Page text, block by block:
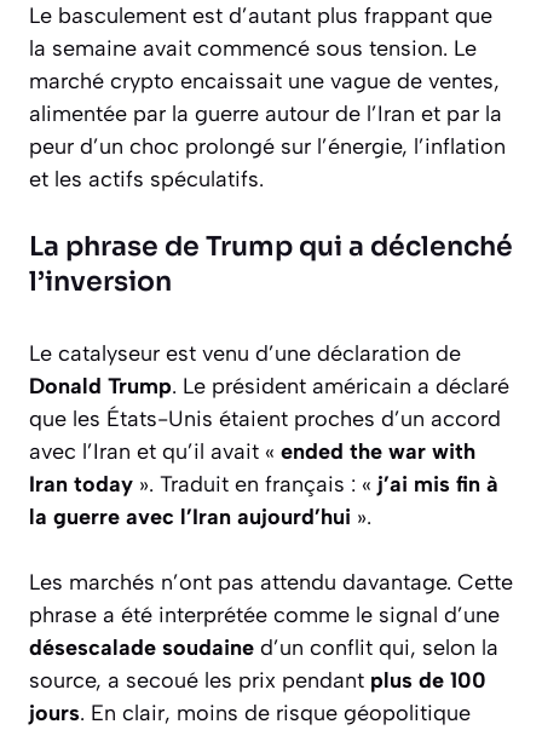
Le basculement est d’autant plus frappant que
la semaine avait commencé sous tension. Le
marché crypto encaissait une vague de ventes,
alimentée par la guerre autour de l’Iran et par la
peur d’un choc prolongé sur l’énergie, l’inflation
et les actifs spéculatifs.
La phrase de Trump qui a déclenché
l’inversion
Le catalyseur est venu d’une déclaration de
Donald Trump. Le président américain a déclaré
que les États-Unis étaient proches d’un accord
avec l’Iran et qu’il avait « ended the war with
Iran today ». Traduit en français : « j’ai mis fin à
la guerre avec l’Iran aujourd’hui ».
Les marchés n’ont pas attendu davantage. Cette
phrase a été interprétée comme le signal d’une
désescalade soudaine d’un conflit qui, selon la
source, a secoué les prix pendant plus de 100
jours. En clair, moins de risque géopolitique